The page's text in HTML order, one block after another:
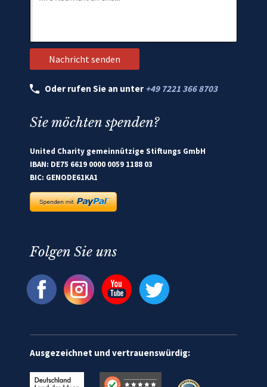
Oder rufen Sie an unter +49 7221 366 8703
Sie möchten spenden?
United Charity gemeinnützige Stiftungs GmbH
IBAN: DE75 6619 0000 0059 1188 03
BIC: GENODE61KA1
Folgen Sie uns
Ausgezeichnet und vertrauenswürdig: